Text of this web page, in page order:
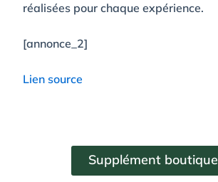
réalisées pour chaque expérience.
[annonce_2]
Lien source
Supplément boutique